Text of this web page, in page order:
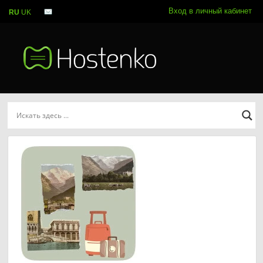
Вход в личный кабинет
RU UK